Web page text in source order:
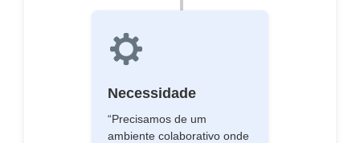
Necessidade
“Precisamos de um
ambiente colaborativo onde